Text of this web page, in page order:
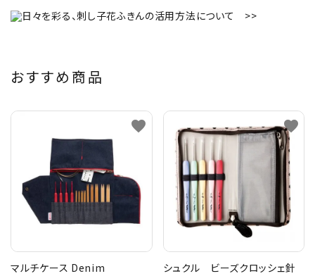
おすすめ商品
マルチケース Denim
favorite
シュクル ビーズクロッシェ針
favorite